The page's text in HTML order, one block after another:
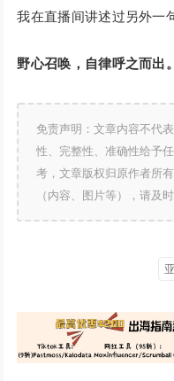
我在直播间讲述过另外一
野心召唤，自律呼之而出。
免责声明：文章内容不代
性、完整性、准确性给予
考，文章版权归原作者所
（内容、图片等），请及